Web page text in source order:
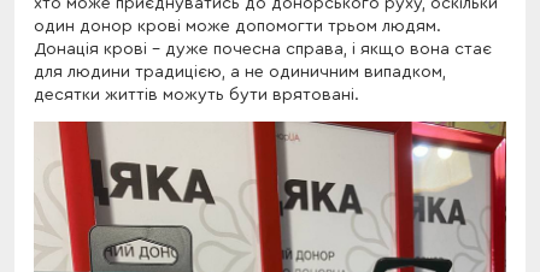
хто може приєднуватись до донорського руху, оскільки
один донор крові може допомогти трьом людям.
Донація крові - дуже почесна справа, і якщо вона стає
для людини традицією, а не одиничним випадком,
десятки життів можуть бути врятовані.